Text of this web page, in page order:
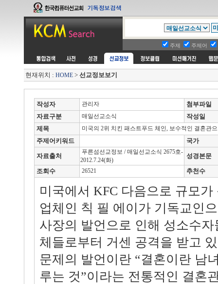
주제 주제어
현재위치 : HOME > 선교정보보기
작성자 관리자
첨부파일
자료구분
매일선교소식
작성일
제목
미국의 2위 치킨 패스트푸드 체인, 보수적인 결혼관
주제어키워드 국가
자료출처
푸른섬선교정보 / 매일선교소식 2675호-
2012.7.24(화)
성경본문
조회수 26521 추천수
미국에서 KFC 다음으로 규모
업체인 칙 필 에이가 기독교인
사장의 발언으로 인해 성소수
체들로부터 거센 공격을 받고
문제의 발언이란 “결혼이란 남
루는 것”이라는 전통적인 결혼